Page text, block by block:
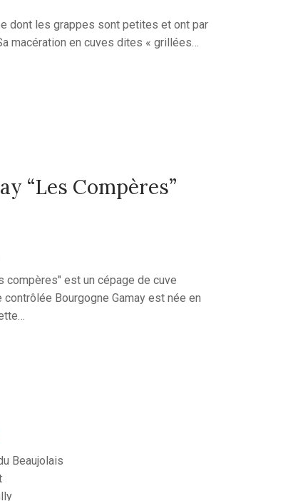
dont les grappes sont petites et ont par
macération en cuves dites « grillées…
“Les Compères”
compères" est un cépage de cuve
contrôlée Bourgogne Gamay est née en
Beaujolais